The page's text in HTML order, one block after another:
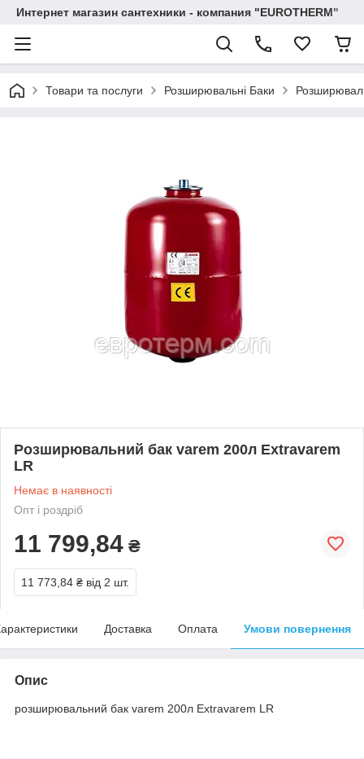
Интернет магазин сантехники - компания "EUROTHERM"
Товари та послуги Розширювальні Баки
Розширювальний бак varem 200л Extravarem
LR
Немає в наявності
Опт і роздріб
11 799,84 ₴
11 773,84 ₴ від 2 шт.
Доставка Оплата Умови повернення
Опис
розширювальний бак varem 200л Extravarem LR